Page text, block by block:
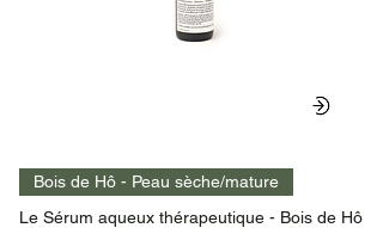
Bois de Hô - Peau sèche/mature
Le Sérum aqueux thérapeutique - Bois de Hô